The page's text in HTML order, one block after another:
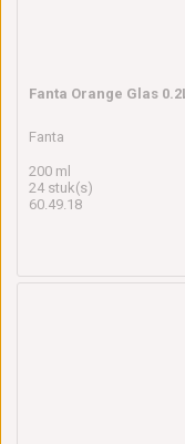
Fanta Orange Glas
Fanta
200 ml
24 stuk(s)
60.49.18